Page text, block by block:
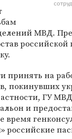
МВД.
принять на
покинувших
ГУ
и
российские